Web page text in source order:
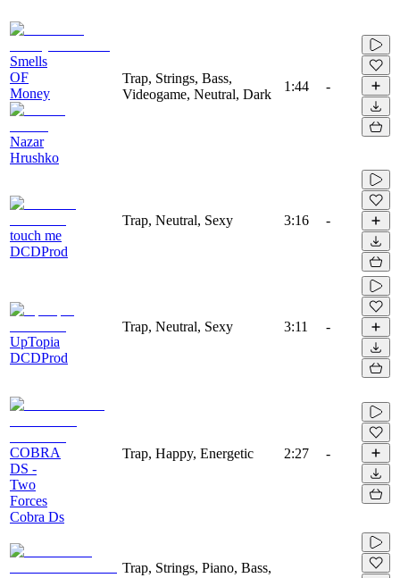
Smells
OF
Money
Nazar
Hrushko
Trap, Strings, Bass,
Videogame, Neutral, Dark
1:44 -
touch me
DCDProd
Trap, Neutral, Sexy 3:16 -
UpTopia
DCDProd
Trap, Neutral, Sexy 3:11 -
COBRA
DS -
Two
Forces
Cobra Ds
Trap, Happy, Energetic 2:27 -
Trap, Strings, Piano, Bass,